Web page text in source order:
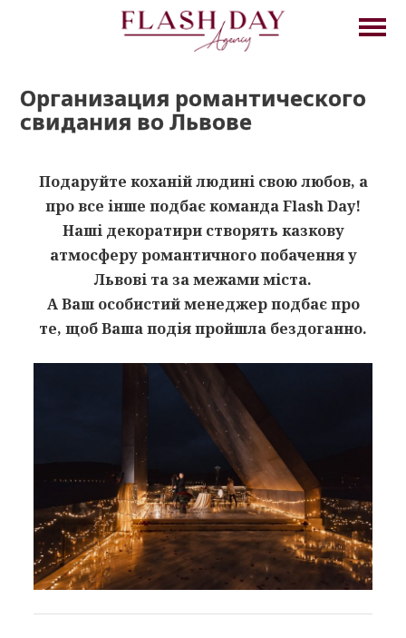
Организация романтического
свидания во Львове
Подаруйте коханій людині свою любов, а
про все інше подбає команда Flash Day!
Наші декоратири створять казкову
атмосферу романтичного побачення у
Львові та за межами міста.
А Ваш особистий менеджер подбає про
те, щоб Ваша подія пройшла бездоганно.